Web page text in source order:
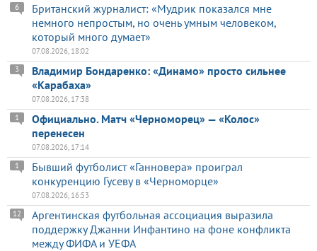
Британский журналист: «Мудрик показался мне
немного непростым, но очень умным человеком,
который много думает»
6
07.08.2026, 18:02
Владимир Бондаренко: «Динамо» просто сильнее
«Карабаха»
3
07.08.2026, 17:38
Официально. Матч «Черноморец» — «Колос»
перенесен
1
07.08.2026, 17:14
Бывший футболист «Ганновера» проиграл
конкуренцию Гусеву в «Черноморце»
1
07.08.2026, 16:53
Аргентинская футбольная ассоциация выразила
поддержку Джанни Инфантино на фоне конфликта
между ФИФА и УЕФА
12